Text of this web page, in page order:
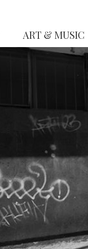
ART & MUSIC